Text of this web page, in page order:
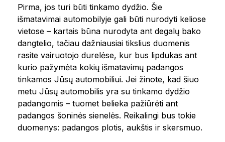
Pirma, jos turi būti tinkamo dydžio. Šie
išmatavimai automobilyje gali būti nurodyti keliose
vietose – kartais būna nurodyta ant degalų bako
dangtelio, tačiau dažniausiai tikslius duomenis
rasite vairuotojo durelėse, kur bus lipdukas ant
kurio pažymėta kokių išmatavimų padangos
tinkamos Jūsų automobiliui. Jei žinote, kad šiuo
metu Jūsų automobilis yra su tinkamo dydžio
padangomis – tuomet belieka pažiūrėti ant
padangos šoninės sienelės. Reikalingi bus tokie
duomenys: padangos plotis, aukštis ir skersmuo.